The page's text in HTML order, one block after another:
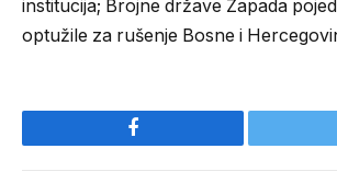
institucija; Brojne države Zapada
optužile za rušenje Bosne i
Facebook